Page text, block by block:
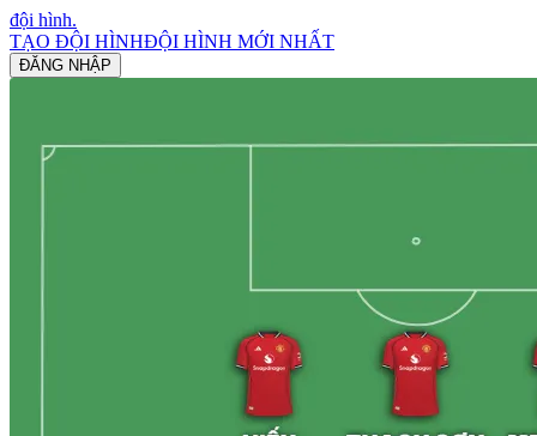
đội hình.
TẠO ĐỘI HÌNHĐỘI HÌNH MỚI NHẤT
ĐĂNG NHẬP